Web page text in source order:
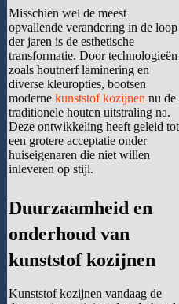
Misschien wel de meest
opvallende verandering in de loop
der jaren is de esthetische
transformatie. Door technologieën
zoals houtnerf laminering en
diverse kleuropties, bootsen
moderne kunststof kozijnen nu de
traditionele houten uitstraling na.
Deze ontwikkeling heeft geleid tot
een grotere acceptatie onder
huiseigenaren die niet willen
inleveren op stijl.
Duurzaamheid en
onderhoud van
kunststof kozijnen
Kunststof kozijnen vandaag de